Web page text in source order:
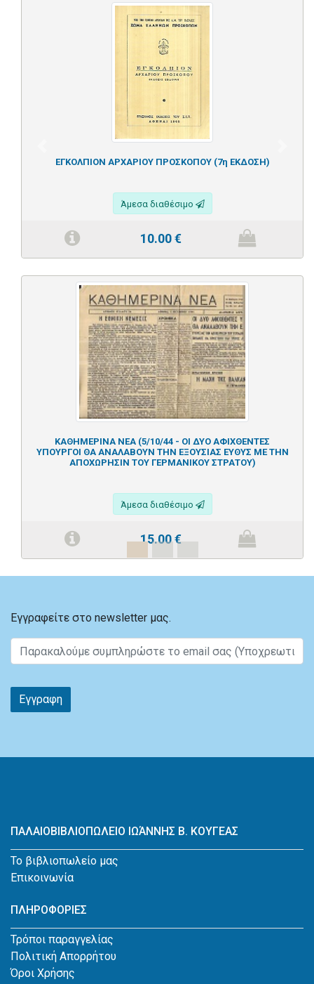
ΕΓΚΟΛΠΙΟΝ ΑΡΧΑΡΙΟΥ ΠΡΟΣΚΟΠΟΥ (7η ΕΚΔΟΣΗ)
Άμεσα διαθέσιμο
10.00€
ΚΑΘΗΜΕΡΙΝΑ ΝΕΑ (5/10/44 - ΟΙ ΔΥΟ ΑΦΙΧΘΕΝΤΕΣ
ΥΠΟΥΡΓΟΙ ΘΑ ΑΝΑΛΑΒΟΥΝ ΤΗΝ ΕΞΟΥΣΙΑΣ ΕΥΘΥΣ ΜΕ ΤΗΝ
ΑΠΟΧΩΡΗΣΙΝ ΤΟΥ ΓΕΡΜΑΝΙΚΟΥ ΣΤΡΑΤΟΥ)
Άμεσα διαθέσιμο
15.00€
Εγγραφείτε στο newsletter μας.
Εγγραφη
ΠΑΛΑΙΟΒΙΒΛΙΟΠΩΛΕΙΟ ΙΩΆΝΝΗΣ Β. ΚΟΥΓΕΑΣ
Το βιβλιοπωλείο μας
Επικοινωνία
ΠΛΗΡΟΦΟΡΙΕΣ
Τρόποι παραγγελίας
Πολιτική Απορρήτου
Όροι Χρήσης